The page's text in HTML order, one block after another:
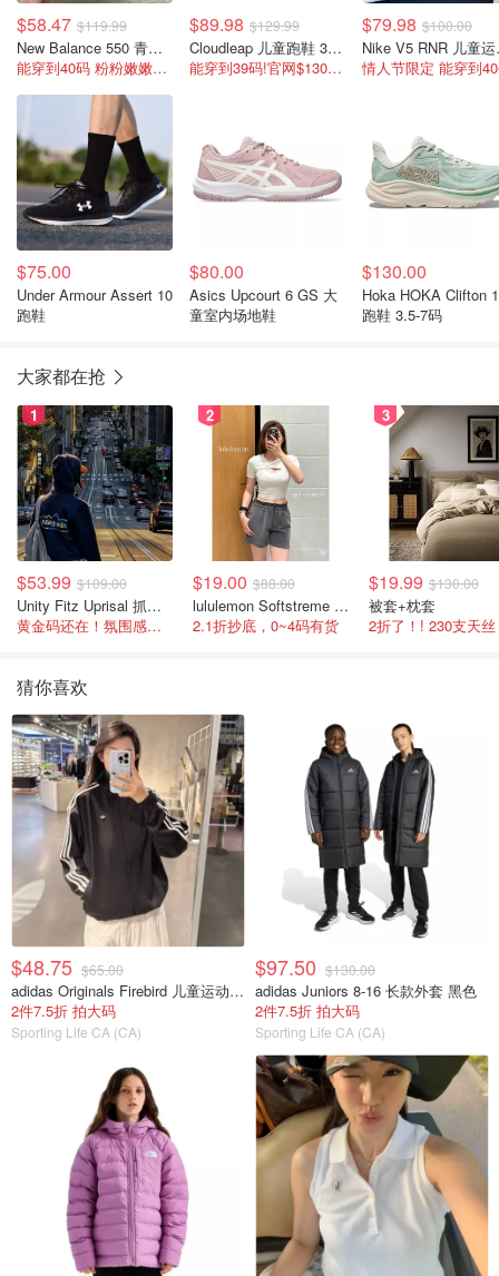
$58.47 $119.99
New Balance 550 青少年运动鞋 白色 3.5-7码
能穿到40码 粉粉嫩嫩超可爱呀
$89.98 $129.99
Cloudleap 儿童跑鞋 3.5-7码
能穿到39码!官网$130不打折
$79.98 $100.00
情人节限定 能穿到
$75.00
Under Armour Assert 10
跑鞋
$80.00
Asics Upcourt 6 GS 大
童室内场地鞋
$130.00
Hoka HOKA Clifton
跑鞋 3.5-7码
大家都在抢
1
$53.99 $109.00
Unity Fitz Uprisal 抓绒卫衣
黄金码还在！氛围感之神
2
$19.00 $88.00
lululemon Softstreme 女士高腰短裤 10cm
2.1折抄底，0~4码有货
3
$19.99 $130.00
被套+枕套
2折了！! 230支天丝
猜你喜欢
$48.75 $65.00
adidas Originals Firebird 儿童运动夹克 宽松款
2件7.5折 拍大码
Sporting Life CA (CA)
$97.50 $130.00
adidas Juniors 8-16 长款外套 黑色
2件7.5折 拍大码
Sporting Life CA (CA)